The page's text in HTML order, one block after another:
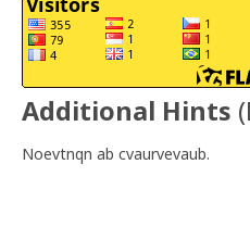
Additional Hints (
Noevtnqn ab cvaurvevaub.